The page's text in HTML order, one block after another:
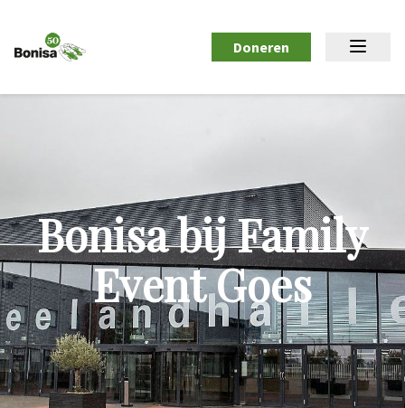
Doneren
Bonisa bij Family
Event Goes